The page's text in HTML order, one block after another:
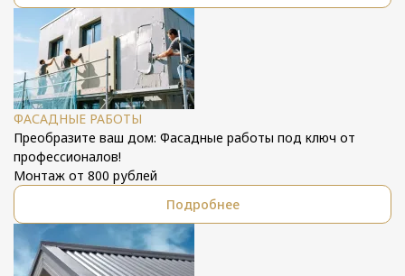
ФАСАДНЫЕ РАБОТЫ
Преобразите ваш дом: Фасадные работы под ключ от
профессионалов!
Монтаж от 800 рублей
Подробнее